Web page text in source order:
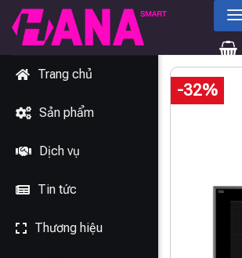
Chuyển
đến
dung
Trang chủ
Sản phẩm
Dịch vụ
Tin tức
Thương hiệu
-32%